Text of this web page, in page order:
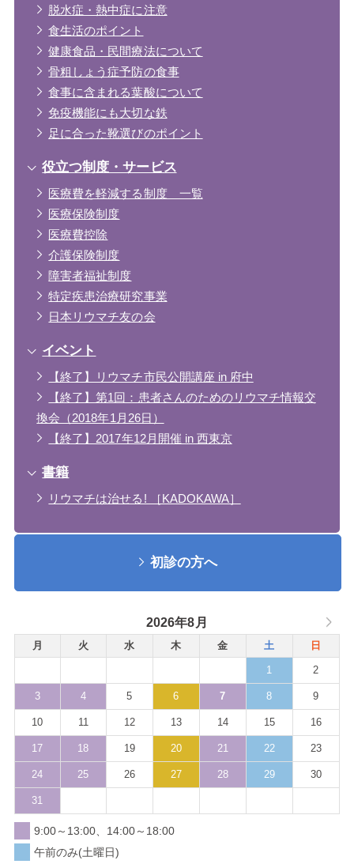
脱水症・熱中症に注意
食生活のポイント
健康食品・民間療法について
骨粗しょう症予防の食事
食事に含まれる葉酸について
免疫機能にも大切な鉄
足に合った靴選びのポイント
役立つ制度・サービス
医療費を軽減する制度 一覧
医療保険制度
医療費控除
介護保険制度
障害者福祉制度
特定疾患治療研究事業
日本リウマチ友の会
イベント
【終了】リウマチ市民公開講座 in 府中
【終了】第1回：患者さんのためのリウマチ情報交
換会（2018年1月26日）
【終了】2017年12月開催 in 西東京
書籍
リウマチは治せる! ［KADOKAWA］
初診の方へ
2026年8月
月 火 水 木 金 土 日
1 2
3 4 5 6 7 8 9
10 11 12 13 14 15 16
17 18 19 20 21 22 23
24 25 26 27 28 29 30
31
9:00～13:00、14:00～18:00
午前のみ(土曜日)